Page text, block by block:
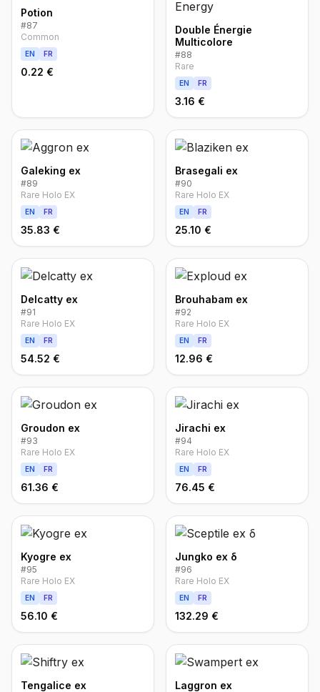
Potion
#87
Common
EN FR
0.22 €
Double Énergie
Multicolore
#88
Rare
EN FR
3.16 €
Galeking ex
#89
Rare Holo EX
EN FR
35.83 €
Brasegali ex
#90
Rare Holo EX
EN FR
25.10 €
Delcatty ex
#91
Rare Holo EX
EN FR
54.52 €
Brouhabam ex
#92
Rare Holo EX
EN FR
12.96 €
Groudon ex
#93
Rare Holo EX
EN FR
61.36 €
Jirachi ex
#94
Rare Holo EX
EN FR
76.45 €
Kyogre ex
#95
Rare Holo EX
EN FR
56.10 €
Jungko ex δ
#96
Rare Holo EX
EN FR
132.29 €
Tengalice ex Laggron ex